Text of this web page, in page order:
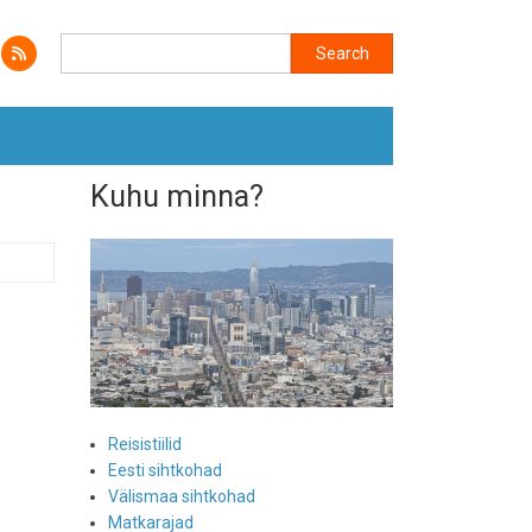
Kuhu minna?
Reisistiilid
Eesti sihtkohad
Välismaa sihtkohad
Matkarajad